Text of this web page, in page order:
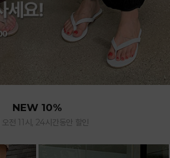
NEW 10%
오전 11시, 24시간동안 할인